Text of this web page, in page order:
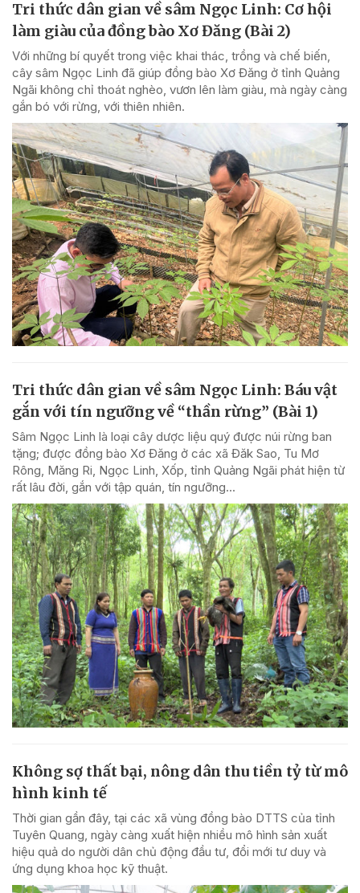
Tri thức dân gian về sâm Ngọc Linh: Cơ hội
làm giàu của đồng bào Xơ Đăng (Bài 2)
Với những bí quyết trong việc khai thác, trồng và chế biến,
cây sâm Ngọc Linh đã giúp đồng bào Xơ Đăng ở tỉnh Quảng
Ngãi không chỉ thoát nghèo, vươn lên làm giàu, mà ngày càng
gắn bó với rừng, với thiên nhiên.
Tri thức dân gian về sâm Ngọc Linh: Báu vật
gắn với tín ngưỡng về “thần rừng” (Bài 1)
Sâm Ngọc Linh là loại cây dược liệu quý được núi rừng ban
tặng; được đồng bào Xơ Đăng ở các xã Đăk Sao, Tu Mơ
Rông, Măng Ri, Ngọc Linh, Xốp, tỉnh Quảng Ngãi phát hiện từ
rất lâu đời, gắn với tập quán, tín ngưỡng...
Không sợ thất bại, nông dân thu tiền tỷ từ mô
hình kinh tế
Thời gian gần đây, tại các xã vùng đồng bào DTTS của tỉnh
Tuyên Quang, ngày càng xuất hiện nhiều mô hình sản xuất
hiệu quả do người dân chủ động đầu tư, đổi mới tư duy và
ứng dụng khoa học kỹ thuật.